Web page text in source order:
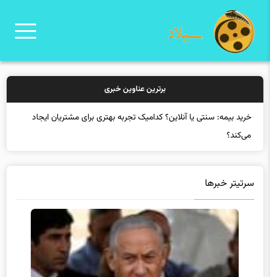
برترین عناوین خبری
خرید بیمه: سنتی یا آنلاین؟ کدامیک تجربه بهتری برای مشتریان ایجاد
می‌کند؟
سرتیتر خبرها